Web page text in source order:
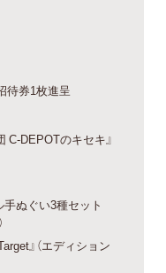
待券1枚進呈
C-DEPOTのキセキ』
ぬぐい3種セット
』（エディション